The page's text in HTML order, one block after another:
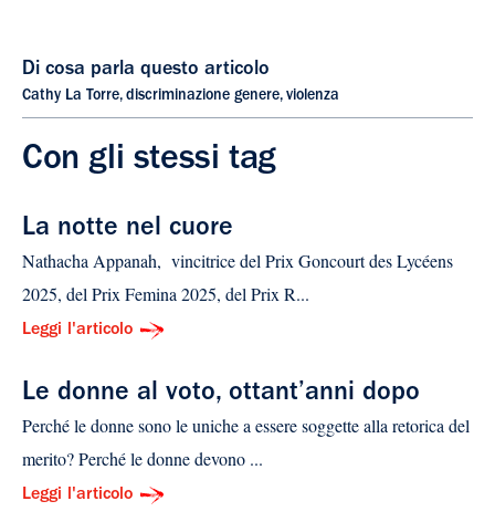
Di cosa parla questo articolo
Cathy La Torre, discriminazione genere, violenza
Con gli stessi tag
La notte nel cuore
Nathacha Appanah, vincitrice del Prix Goncourt des Lycéens
2025, del Prix Femina 2025, del Prix R...
Leggi l'articolo
Le donne al voto, ottant’anni dopo
Perché le donne sono le uniche a essere soggette alla retorica del
merito? Perché le donne devono ...
Leggi l'articolo